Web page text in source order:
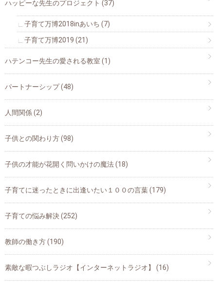
ハッピーな先生のプロジェクト (37)
子育て万博2018inあいち (7)
子育て万博2019 (21)
ハテンコー先生の愛される教室 (1)
パートナーシップ(48)
人間関係(2)
子供との関わり方(98)
子供の才能が花開く問いかけの魔法(18)
子育てに迷ったときに出逢いたい１００の言葉(179)
子育ての悩み解決(252)
教師の働き方(190)
素敵な暇つぶしラジオ【インターネットラジオ】 (16)